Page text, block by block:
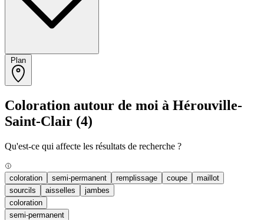
Coloration autour de moi à Hérouville-
Saint-Clair (4)
Qu'est-ce qui affecte les résultats de recherche ?
coloration semi-permanent remplissage coupe
maillot
sourcils
aisselles
jambes
coloration
semi-permanent